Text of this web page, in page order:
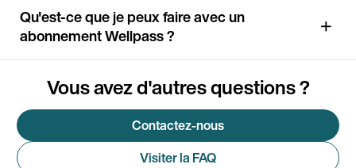
Qu'est-ce que je peux faire avec un
abonnement Wellpass ?
Vous avez d'autres questions ?
Contactez-nous
Visiter la FAQ